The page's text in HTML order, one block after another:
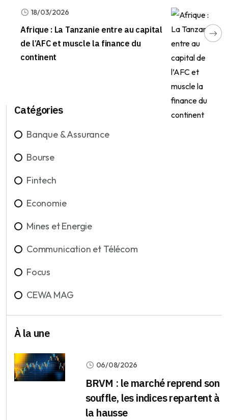
18/03/2026
Afrique : La Tanzanie entre au capital
de l’AFC et muscle la finance du
continent
Catégories
Banque & Assurance
Bourse
Fintech
Economie
Mines et Energie
Communication et Télécom
Focus
CEWA MAG
À la une
06/08/2026
BRVM : le marché reprend son
souffle, les indices repartent à
la hausse